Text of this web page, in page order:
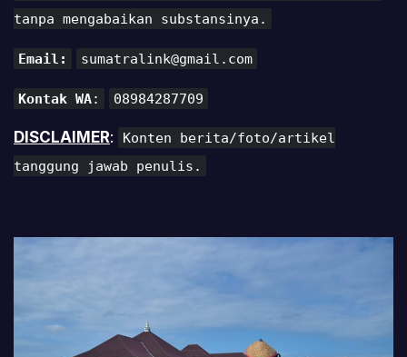
tanpa mengabaikan substansinya.
Email: sumatralink@gmail.com
Kontak WA: 08984287709
DISCLAIMER:
Konten berita/foto/artikel
tanggung jawab penulis.